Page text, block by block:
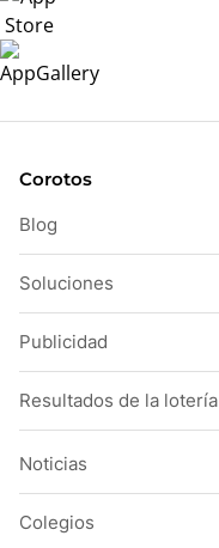
Corotos
Blog
Soluciones
Publicidad
Resultados de la lotería
Noticias
Colegios